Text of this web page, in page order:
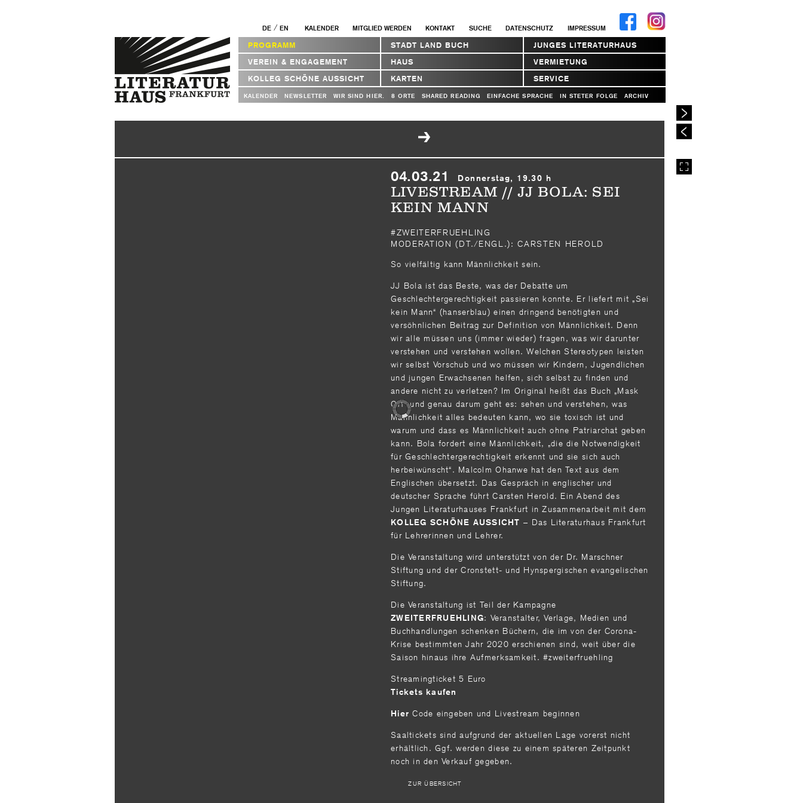
DE /EN KALENDER MITGLIED WERDEN KONTAKT SUCHE DATENSCHUTZ IMPRESSUM
PROGRAMM STADT LAND BUCH
JUNGES LITERATURHAUS
VEREIN & ENGAGEMENT
HAUS
VERMIETUNG
KOLLEG SCHÖNE AUSSICHT
KARTEN SERVICE
KALENDER NEWSLETTER WIR SIND HIER. 8 ORTE SHARED READING EINFACHE SPRACHE IN STETER FOLGE ARCHIV
04.03.21 Donnerstag, 19.30 h
LIVESTREAM // JJ BOLA: SEI
KEIN MANN
#ZWEITERFRUEHLING
MODERATION (DT./ENGL.): CARSTEN HEROLD
So vielfältig kann Männlichkeit sein.
JJ Bola ist das Beste, was der Debatte um
Geschlechtergerechtigkeit passieren konnte. Er liefert mit „Sei
kein Mann“ (hanserblau) einen dringend benötigten und
versöhnlichen Beitrag zur Definition von Männlichkeit. Denn
wir alle müssen uns (immer wieder) fragen, was wir darunter
verstehen und verstehen wollen. Welchen Stereotypen leisten
wir selbst Vorschub und wo müssen wir Kindern, Jugendlichen
und jungen Erwachsenen helfen, sich selbst zu finden und
andere nicht zu verletzen? Im Original heißt das Buch „Mask
Off“ und genau darum geht es: sehen und verstehen, was
Männlichkeit alles bedeuten kann, wo sie toxisch ist und
warum und dass es Männlichkeit auch ohne Patriarchat geben
kann. Bola fordert eine Männlichkeit, „die die Notwendigkeit
für Geschlechtergerechtigkeit erkennt und sie sich auch
herbeiwünscht“. Malcolm Ohanwe hat den Text aus dem
Englischen übersetzt. Das Gespräch in englischer und
deutscher Sprache führt Carsten Herold. Ein Abend des
Jungen Literaturhauses Frankfurt in Zusammenarbeit mit dem
KOLLEG SCHÖNE AUSSICHT – Das Literaturhaus Frankfurt
für Lehrerinnen und Lehrer.
Die Veranstaltung wird unterstützt von der Dr. Marschner
Stiftung und der Cronstett- und Hynspergischen evangelischen
Stiftung.
Die Veranstaltung ist Teil der Kampagne
ZWEITERFRUEHLING: Veranstalter, Verlage, Medien und
Buchhandlungen schenken Büchern, die im von der Corona-
Krise bestimmten Jahr 2020 erschienen sind, weit über die
Saison hinaus ihre Aufmerksamkeit. #zweiterfruehling
Streamingticket 5 Euro
Tickets kaufen
Hier Code eingeben und Livestream beginnen
Saaltickets sind aufgrund der aktuellen Lage vorerst nicht
erhältlich. Ggf. werden diese zu einem späteren Zeitpunkt
noch in den Verkauf gegeben.
ZUR ÜBERSICHT